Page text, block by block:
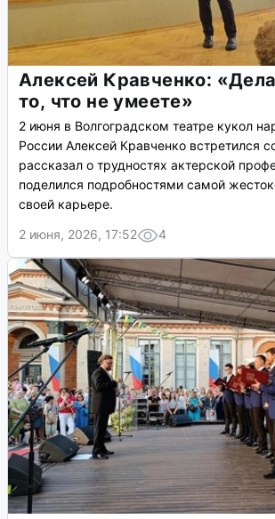
23 июля и 7 августа.
3 июня, 2026, 07:40
Алексей Кравченко:
то, что не умеете»
2 июня в Волгоградском театре кукол
России Алексей Кравченко встретился
рассказал о трудностях актерской
поделился подробностями самой
своей карьере.
2 июня, 2026, 17:52
4